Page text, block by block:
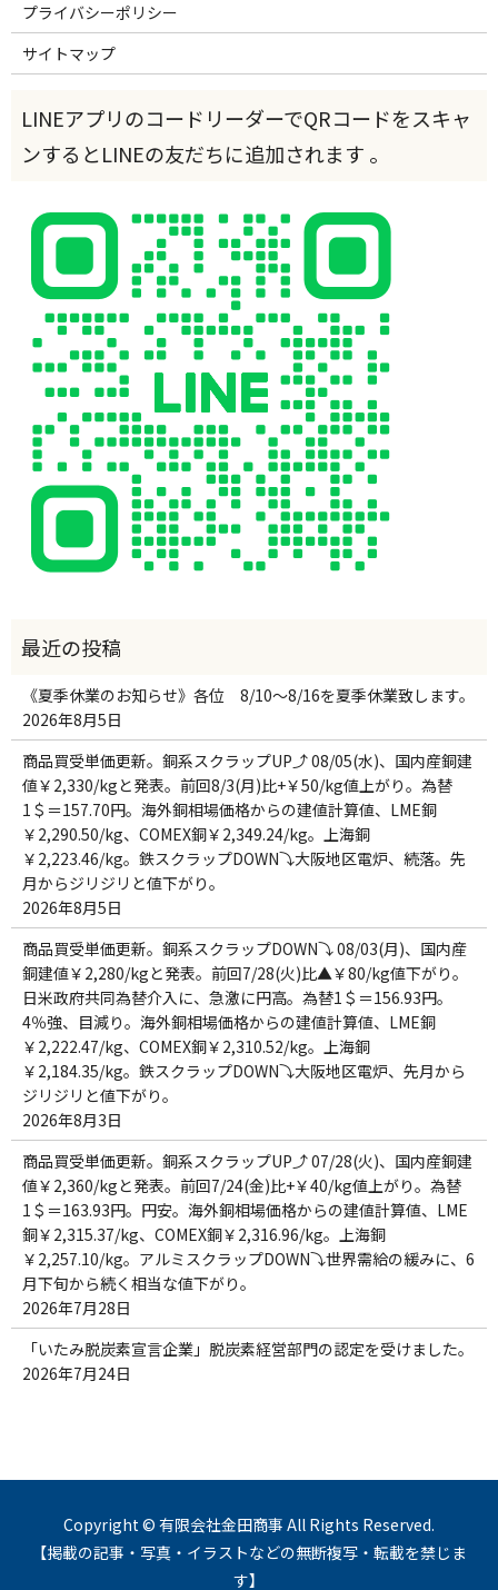
プライバシーポリシー
サイトマップ
《夏季休業のお知らせ》各位 8/10～8/16を夏季休業致します。
2026年8月5日
商品買受単価更新。銅系スクラップUP⤴ 08/05(水)、国内産銅建
値￥2,330/kgと発表。前回8/3(月)比+￥50/kg値上がり。為替
1＄＝157.70円。海外銅相場価格からの建値計算値、LME銅
￥2,290.50/kg、COMEX銅￥2,349.24/kg。上海銅
￥2,223.46/kg。鉄スクラップDOWN⤵大阪地区電炉、続落。先
月からジリジリと値下がり。
2026年8月5日
商品買受単価更新。銅系スクラップDOWN⤵ 08/03(月)、国内産
銅建値￥2,280/kgと発表。前回7/28(火)比▲￥80/kg値下がり。
日米政府共同為替介入に、急激に円高。為替1＄＝156.93円。
4％強、目減り。海外銅相場価格からの建値計算値、LME銅
￥2,222.47/kg、COMEX銅￥2,310.52/kg。上海銅
￥2,184.35/kg。鉄スクラップDOWN⤵大阪地区電炉、先月から
ジリジリと値下がり。
2026年8月3日
商品買受単価更新。銅系スクラップUP⤴ 07/28(火)、国内産銅建
値￥2,360/kgと発表。前回7/24(金)比+￥40/kg値上がり。為替
1＄＝163.93円。円安。海外銅相場価格からの建値計算値、LME
銅￥2,315.37/kg、COMEX銅￥2,316.96/kg。上海銅
￥2,257.10/kg。アルミスクラップDOWN⤵世界需給の緩みに、6
月下旬から続く相当な値下がり。
2026年7月28日
「いたみ脱炭素宣言企業」脱炭素経営部門の認定を受けました。
2026年7月24日
Copyright © 有限会社金田商事 All Rights Reserved.
【掲載の記事・写真・イラストなどの無断複写・転載を禁じま
す】